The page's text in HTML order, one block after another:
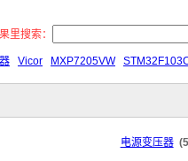
里搜索：
Vicor MXP7205VW
电源变压器